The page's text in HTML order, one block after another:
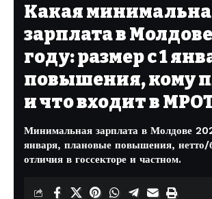
Какая
зарплата в
году: размер с 1
повышения, кому
и что входит в
Минимальная зарплата в Молдове
января, плановые повышения, нетто/
отличия в госсекторе и частном.